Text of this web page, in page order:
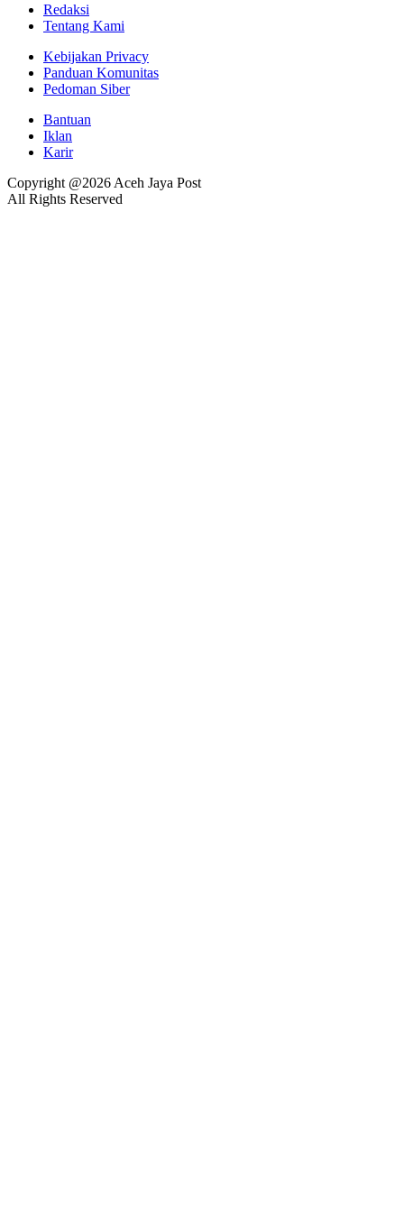
Redaksi
Tentang Kami
Kebijakan Privacy
Panduan Komunitas
Pedoman Siber
Bantuan
Iklan
Karir
Copyright @2026 Aceh Jaya Post
All Rights Reserved